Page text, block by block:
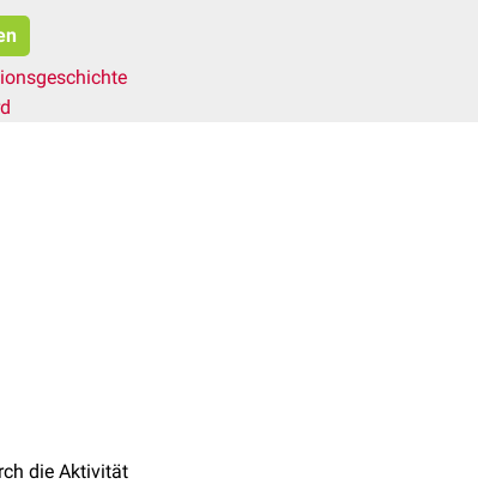
die Aktivität